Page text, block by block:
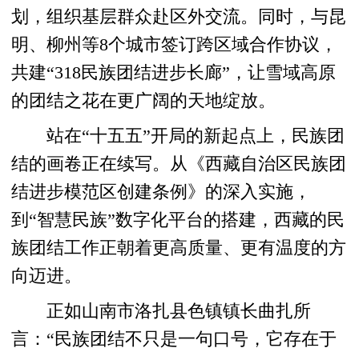
划，组织基层群众赴区外交流。同时，与昆
明、柳州等8个城市签订跨区域合作协议，
共建“318民族团结进步长廊”，让雪域高原
的团结之花在更广阔的天地绽放。
站在“十五五”开局的新起点上，民族团
结的画卷正在续写。从《西藏自治区民族团
结进步模范区创建条例》的深入实施，
到“智慧民族”数字化平台的搭建，西藏的民
族团结工作正朝着更高质量、更有温度的方
向迈进。
正如山南市洛扎县色镇镇长曲扎所
言：“民族团结不只是一句口号，它存在于